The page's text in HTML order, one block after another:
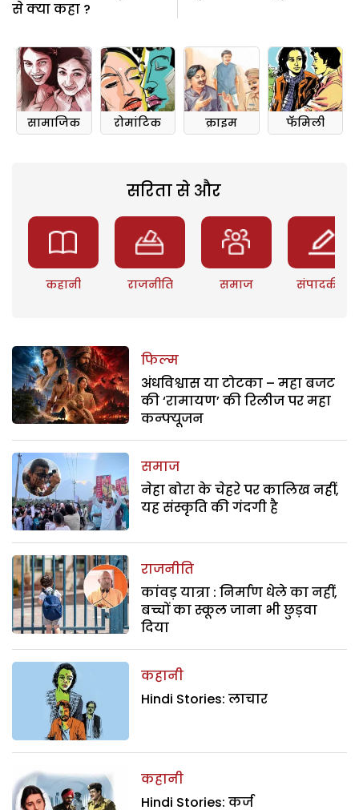
से क्या कहा ?
सामाजिक रोमांटिक क्राइम फॅमिली
सरिता से और
कहानी राजनीति समाज संपादकीय
फिल्म
अंधविश्वास या टोटका – महा बजट
की ‘रामायण’ की रिलीज पर महा
कन्फ्यूजन
समाज
नेहा बोरा के चेहरे पर कालिख नहीं,
यह संस्कृति की गंदगी है
राजनीति
कांवड़ यात्रा : निर्माण धेले का नहीं,
बच्चों का स्कूल जाना भी छुड़वा
दिया
कहानी
Hindi Stories: लाचार
कहानी
Hindi Stories: कर्ज